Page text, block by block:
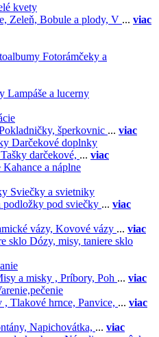
kvety
Zeleň, Bobule a plody, V ... viac
Fotorámčeky a
Lampáše a lucerny
šperkovnic ... viac
Darčekové doplnky
Tašky darčekové, ... viac
Kahance a náplne
Sviečky a svietniky
podložky pod sviečky ... viac
vázy, Kovové vázy ... viac
Dózy, misy, taniere sklo
a misky , Príbory, Poh ... viac
, Tlakové hrnce, Panvice, ... viac
Napichovátka, ... viac